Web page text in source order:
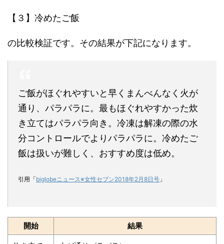
【３】冷めたご飯
の比較検証です。その結果が下記になります。
ご飯がほぐれやすいと早くまんべんなく火が
通り、パラパラに。最もほぐれやすかった炊
き立てはパラパラ向き。冷凍は解凍の際の水
分コントロールでよりパラパラに。冷めたご
飯は扱いが難しく、おすすめ度は低め。
引用「biglobeニュース※女性セブン2018年2月8日号 」
開始 結果